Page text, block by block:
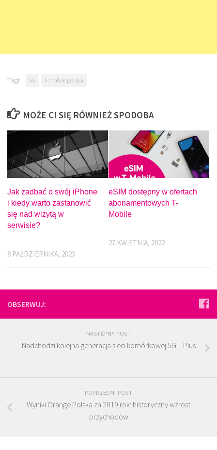
Tagi: 5G t-mobile polska
MOŻE CI SIĘ RÓWNIEŻ SPODOBA
Jak zadbać o swój iPhone
i kiedy warto zastanowić
się nad wizytą w
serwisie?
8 PAŹDZIERNIKA, 2023
eSIM dostępny w ofertach
abonamentowych T-
Mobile
27 KWIETNIA, 2022
OBSERWUJ:
NASTĘPNY POST
Nadchodzi kolejna generacja sieci komórkowej 5G – Plus
POPRZEDNI POST
Wyniki Orange Polska za 2019 rok: historyczny wzrost
przychodów